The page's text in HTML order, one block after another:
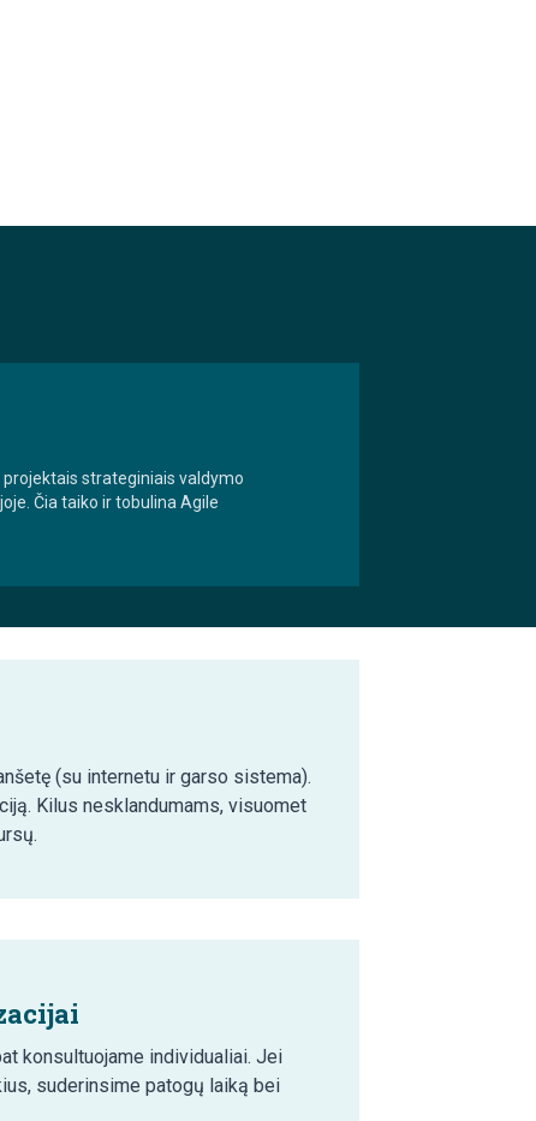
strateginiais valdymo
Čia taiko ir tobulina Agile
(su internetu ir garso sistema).
Kilus nesklandumams, visuomet
konsultuojame individualiai. Jei
suderinsime patogų laiką bei